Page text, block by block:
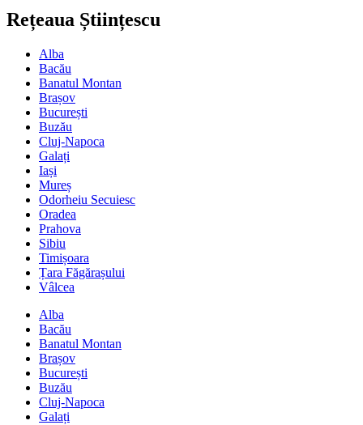
Rețeaua Științescu
Alba
Bacău
Banatul Montan
Brașov
București
Buzău
Cluj-Napoca
Galați
Iași
Mureș
Odorheiu Secuiesc
Oradea
Prahova
Sibiu
Timișoara
Țara Făgărașului
Vâlcea
Alba
Bacău
Banatul Montan
Brașov
București
Buzău
Cluj-Napoca
Galați